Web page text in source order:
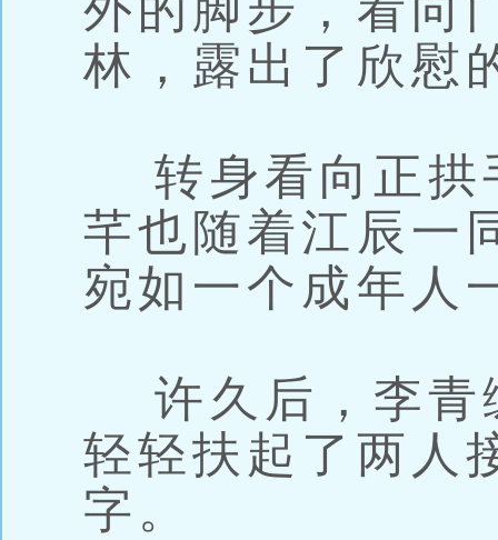
林，露出了欣慰
转身看向正拱
芊也随着江辰一
宛如一个成年人
许久后，李青
轻轻扶起了两人
字。